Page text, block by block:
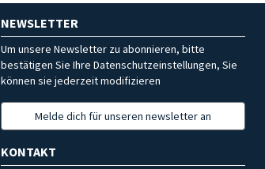
NEWSLETTER
Um unsere Newsletter zu abonnieren, bitte
bestätigen Sie Ihre Datenschutzeinstellungen, Sie
können sie jederzeit modifizieren
Melde dich für unseren newsletter an
KONTAKT